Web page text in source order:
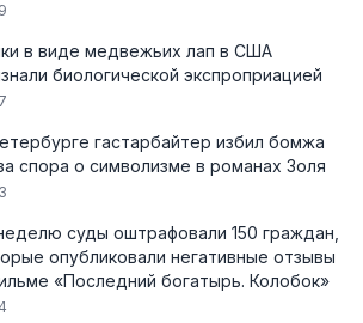
в виде медвежьих лап в США
биологической экспроприацией
гастарбайтер избил бомжа
спора о символизме в романах Золя
суды оштрафовали 150 граждан,
опубликовали негативные отзывы
«Последний богатырь. Колобок»